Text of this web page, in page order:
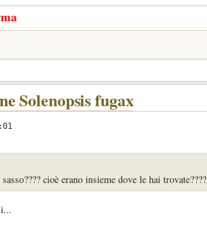
Solenopsis fugax
cioè erano insieme dove le hai trovate????